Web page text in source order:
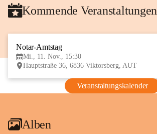
Kommende Veranstaltungen
Notar-Amtstag
Mi., 11. Nov., 15:30
Hauptstraße 36, 6836 Viktorsberg, AUT
Veranstaltungskalender
Alben